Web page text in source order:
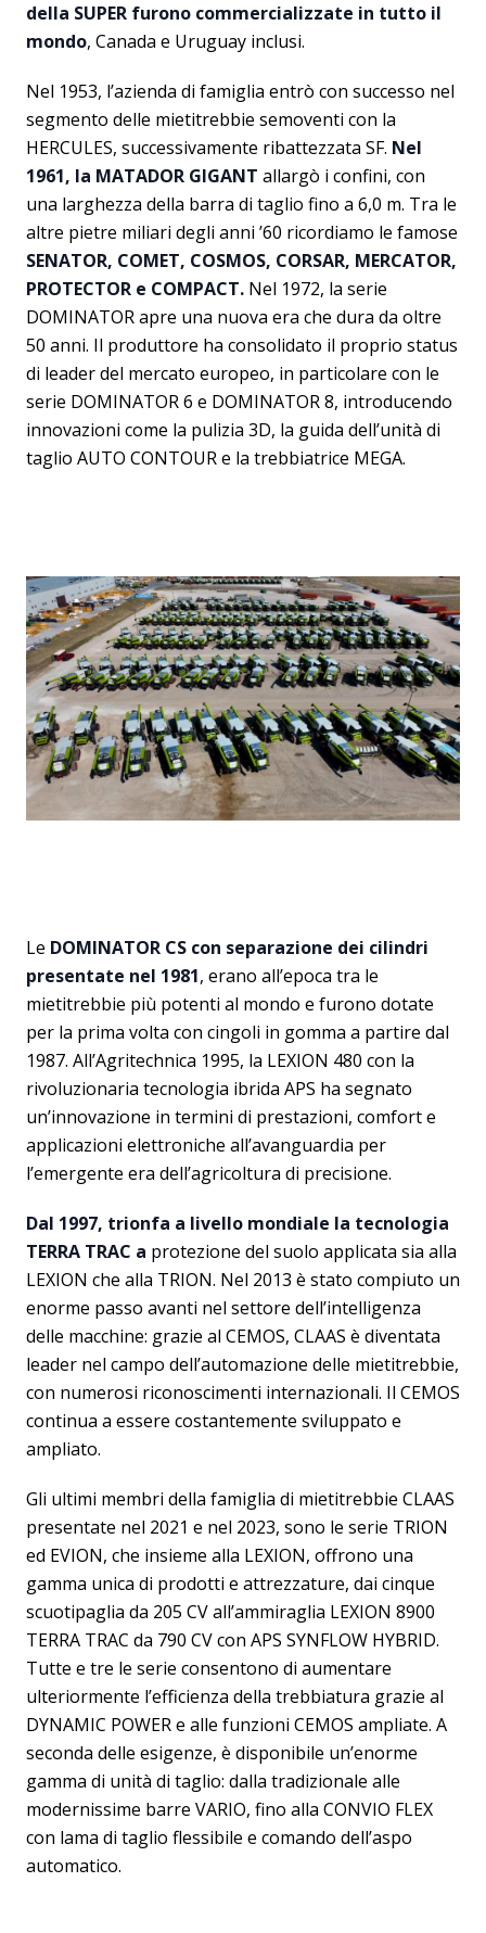
della SUPER furono commercializzate in tutto il
mondo, Canada e Uruguay inclusi.
Nel 1953, l’azienda di famiglia entrò con successo nel
segmento delle mietitrebbie semoventi con la
HERCULES, successivamente ribattezzata SF. Nel
1961, la MATADOR GIGANT allargò i confini, con
una larghezza della barra di taglio fino a 6,0 m. Tra le
altre pietre miliari degli anni ’60 ricordiamo le famose
SENATOR, COMET, COSMOS, CORSAR, MERCATOR,
PROTECTOR e COMPACT. Nel 1972, la serie
DOMINATOR apre una nuova era che dura da oltre
50 anni. Il produttore ha consolidato il proprio status
di leader del mercato europeo, in particolare con le
serie DOMINATOR 6 e DOMINATOR 8, introducendo
innovazioni come la pulizia 3D, la guida dell’unità di
taglio AUTO CONTOUR e la trebbiatrice MEGA.
Le DOMINATOR CS con separazione dei cilindri
presentate nel 1981, erano all’epoca tra le
mietitrebbie più potenti al mondo e furono dotate
per la prima volta con cingoli in gomma a partire dal
1987. All’Agritechnica 1995, la LEXION 480 con la
rivoluzionaria tecnologia ibrida APS ha segnato
un’innovazione in termini di prestazioni, comfort e
applicazioni elettroniche all’avanguardia per
l’emergente era dell’agricoltura di precisione.
Dal 1997, trionfa a livello mondiale la tecnologia
TERRA TRAC a protezione del suolo applicata sia alla
LEXION che alla TRION. Nel 2013 è stato compiuto un
enorme passo avanti nel settore dell’intelligenza
delle macchine: grazie al CEMOS, CLAAS è diventata
leader nel campo dell’automazione delle mietitrebbie,
con numerosi riconoscimenti internazionali. Il CEMOS
continua a essere costantemente sviluppato e
ampliato.
Gli ultimi membri della famiglia di mietitrebbie CLAAS
presentate nel 2021 e nel 2023, sono le serie TRION
ed EVION, che insieme alla LEXION, offrono una
gamma unica di prodotti e attrezzature, dai cinque
scuotipaglia da 205 CV all’ammiraglia LEXION 8900
TERRA TRAC da 790 CV con APS SYNFLOW HYBRID.
Tutte e tre le serie consentono di aumentare
ulteriormente l’efficienza della trebbiatura grazie al
DYNAMIC POWER e alle funzioni CEMOS ampliate. A
seconda delle esigenze, è disponibile un’enorme
gamma di unità di taglio: dalla tradizionale alle
modernissime barre VARIO, fino alla CONVIO FLEX
con lama di taglio flessibile e comando dell’aspo
automatico.